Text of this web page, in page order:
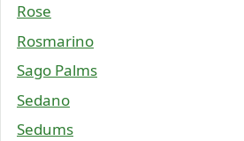
Rose
Rosmarino
Sago Palms
Sedano
Sedums